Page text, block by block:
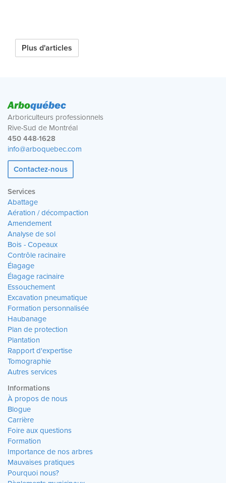
Plus d'articles
Arboquébec
Arboriculteurs professionnels
Rive-Sud de Montréal
450 448-1628
info@arboquebec.com
Contactez-nous
Services
Abattage
Aération / décompaction
Amendement
Analyse de sol
Bois - Copeaux
Contrôle racinaire
Élagage
Élagage racinaire
Essouchement
Excavation pneumatique
Formation personnalisée
Haubanage
Plan de protection
Plantation
Rapport d'expertise
Tomographie
Autres services
Informations
À propos de nous
Blogue
Carrière
Foire aux questions
Formation
Importance de nos arbres
Mauvaises pratiques
Pourquoi nous?